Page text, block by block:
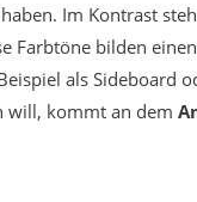
Im Kontrast
Farbtöne bilden
als Sideboard
will, kommt an dem